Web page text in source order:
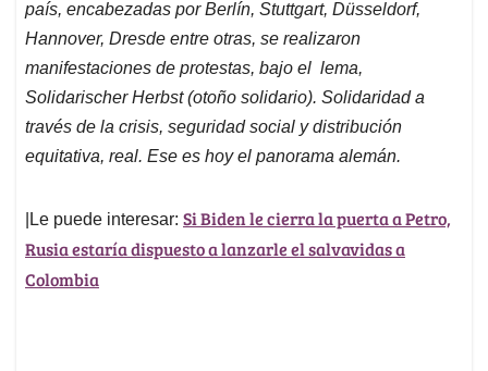
país, encabezadas por Berlín, Stuttgart, Düsseldorf,
Hannover, Dresde entre otras, se realizaron
manifestaciones de protestas, bajo el lema,
Solidarischer Herbst (otoño solidario). Solidaridad a
través de la crisis, seguridad social y distribución
equitativa, real. Ese es hoy el panorama alemán.
|Le puede interesar: Si Biden le cierra la puerta a Petro,
Rusia estaría dispuesto a lanzarle el salvavidas a
Colombia